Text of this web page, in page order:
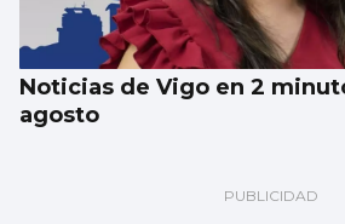
Noticias de Vigo en 2
agosto